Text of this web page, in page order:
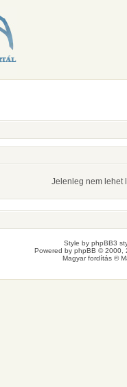
Jelenleg nem lehet
Style by phpBB3
Powered by phpBB © 2000,
Magyar fordítás ©